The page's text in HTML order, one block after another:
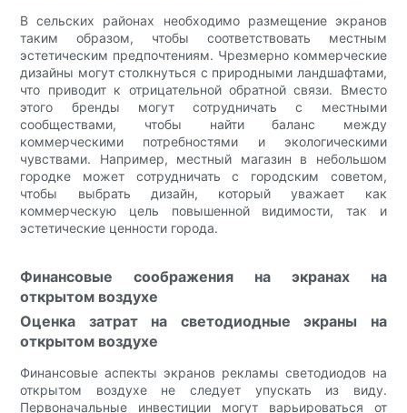
В сельских районах необходимо размещение экранов
таким образом, чтобы соответствовать местным
эстетическим предпочтениям. Чрезмерно коммерческие
дизайны могут столкнуться с природными ландшафтами,
что приводит к отрицательной обратной связи. Вместо
этого бренды могут сотрудничать с местными
сообществами, чтобы найти баланс между
коммерческими потребностями и экологическими
чувствами. Например, местный магазин в небольшом
городке может сотрудничать с городским советом,
чтобы выбрать дизайн, который уважает как
коммерческую цель повышенной видимости, так и
эстетические ценности города.
Финансовые соображения на экранах на
открытом воздухе
Оценка затрат на светодиодные экраны на
открытом воздухе
Финансовые аспекты экранов рекламы светодиодов на
открытом воздухе не следует упускать из виду.
Первоначальные инвестиции могут варьироваться от